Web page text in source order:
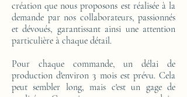
création que nous proposons est réalisée à la
demande par nos collaborateurs, passionnés
et dévoués, garantissant ainsi une attention
particulière à chaque détail.
Pour chaque commande, un délai de
production d'environ 3 mois est prévu. Cela
peut sembler long, mais c'est un gage de